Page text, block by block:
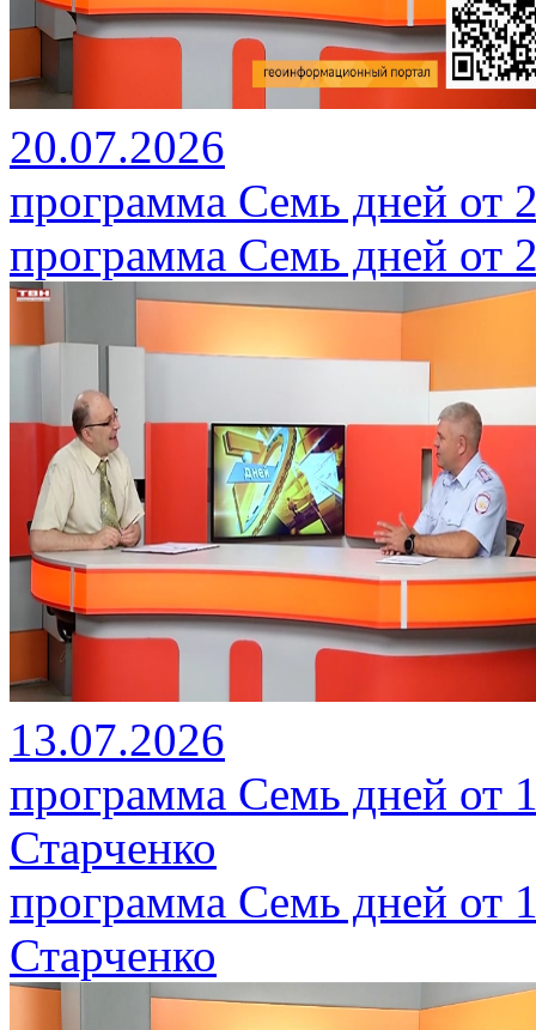
20.07.2026
программа Семь дней от
программа Семь дней от
13.07.2026
программа Семь дней от
Старченко
программа Семь дней от
Старченко